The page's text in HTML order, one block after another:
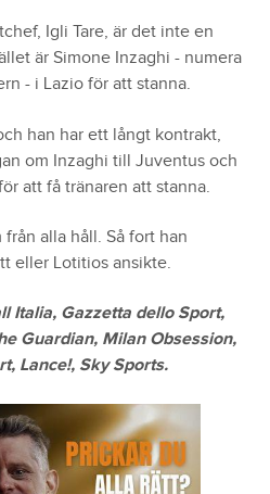
Igli Tare, är det inte en
är Simone Inzaghi - numera
- i Lazio för att stanna.
han har ett långt kontrakt,
om Inzaghi till Juventus och
att få tränaren att stanna.
alla håll. Så fort han
eller Lotitios ansikte.
Italia, Gazzetta dello Sport,
Guardian, Milan Obsession,
Lance!, Sky Sports.